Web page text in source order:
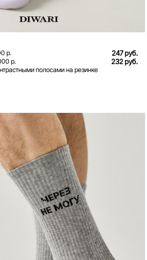
р. 247 руб.
р. 232 руб.
полосами на резинке